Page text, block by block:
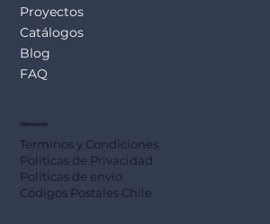
Proyectos
Catálogos
Blog
FAQ
Información
Terminos y Condiciones
Políticas de Privacidad
Políticas de envío
Códigos Postales Chile